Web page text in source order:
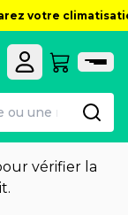
votre
vérifier la